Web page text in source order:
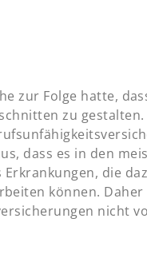
zur Folge hatte,
zu gestalten.
dass es in den
die
können.
nicht